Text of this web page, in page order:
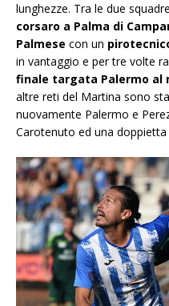
lunghezze. Tra le due
corsaro a Palma di
Palmese con un
in vantaggio e per tre volte
finale targata Palermo al
altre reti del Martina sono
nuovamente Palermo e
Carotenuto ed una doppietta